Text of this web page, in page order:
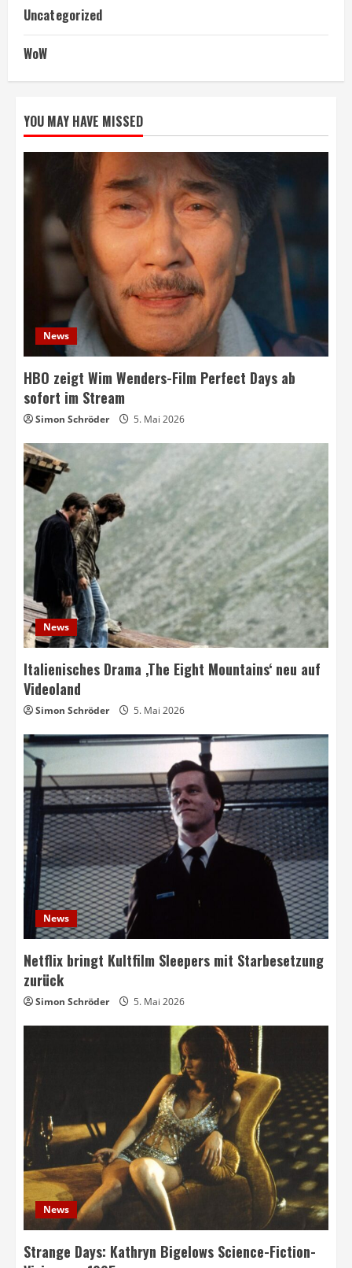
Uncategorized
WoW
YOU MAY HAVE MISSED
News
HBO zeigt Wim Wenders-Film Perfect Days ab
sofort im Stream
Simon Schröder 5. Mai 2026
News
Italienisches Drama ‚The Eight Mountains‘ neu auf
Videoland
Simon Schröder 5. Mai 2026
News
Netflix bringt Kultfilm Sleepers mit Starbesetzung
zurück
Simon Schröder 5. Mai 2026
News
Strange Days: Kathryn Bigelows Science-Fiction-